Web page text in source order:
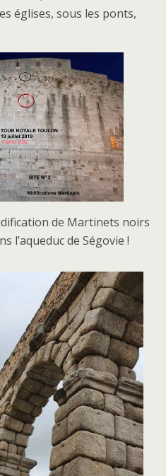
églises, sous les ponts,
de Martinets noirs
l’aqueduc de Ségovie !